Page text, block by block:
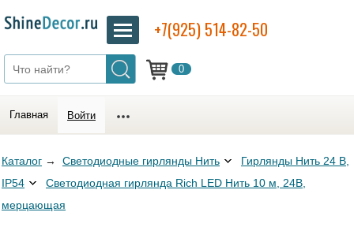
0
+7(925) 514-82-50
Главная Войти
Каталог → Светодиодные гирлянды Нить
Гирлянды Нить 24 В,
IP54
Светодиодная гирлянда Rich LED Нить 10 м, 24В,
мерцающая